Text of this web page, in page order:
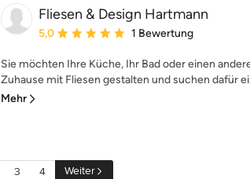
Fliesen & Design Hartmann
Durchschnittliche Bewertung: 5 von 5
5,0 1 Bewertung
Sie möchten Ihre Küche, Ihr Bad oder einen
Zuhause mit Fliesen gestalten und suchen dafür
Mehr
3 4 Weiter